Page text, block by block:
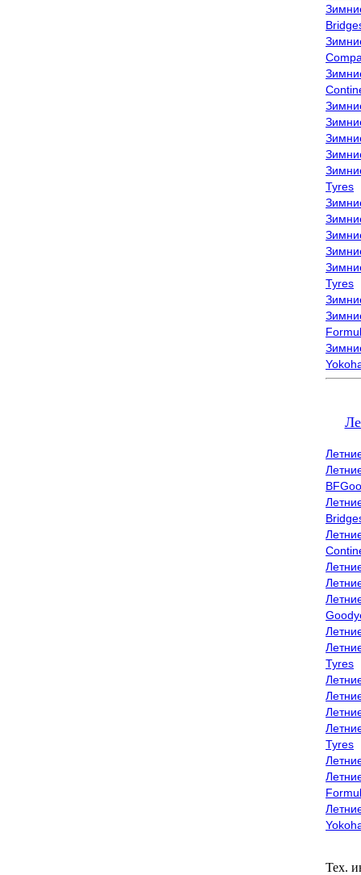
Tyres
Tyres
Tyres
Tyres
Тех.